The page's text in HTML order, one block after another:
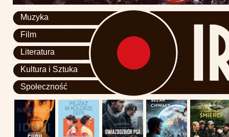
Muzyka
Film
Literatura
Kultura i Sztuka
Społeczność